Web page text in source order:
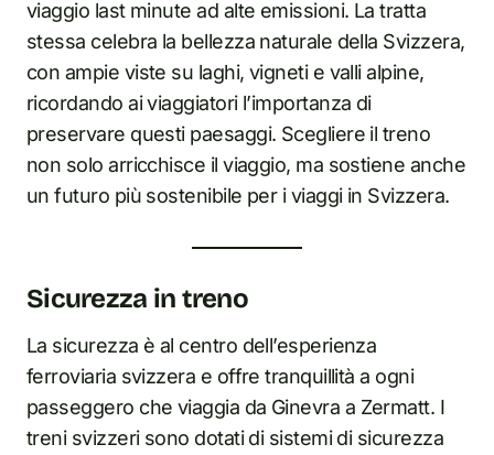
viaggio last minute ad alte emissioni. La tratta
stessa celebra la bellezza naturale della Svizzera,
con ampie viste su laghi, vigneti e valli alpine,
ricordando ai viaggiatori l’importanza di
preservare questi paesaggi. Scegliere il treno
non solo arricchisce il viaggio, ma sostiene anche
un futuro più sostenibile per i viaggi in Svizzera.
Sicurezza in treno
La sicurezza è al centro dell’esperienza
ferroviaria svizzera e offre tranquillità a ogni
passeggero che viaggia da Ginevra a Zermatt. I
treni svizzeri sono dotati di sistemi di sicurezza